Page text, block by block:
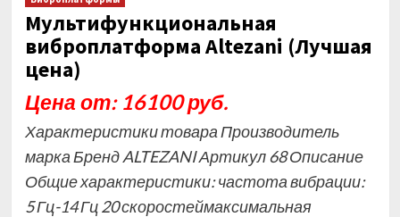
Мультифункциональная
виброплатформа Altezani (Лучшая
цена)
Цена от: 16100 руб.
Характеристики товара Производитель
марка Бренд ALTEZANI Артикул 68 Описание
Общие характеристики: частота вибрации:
5 Гц-14 Гц 20 скоростеймаксимальная